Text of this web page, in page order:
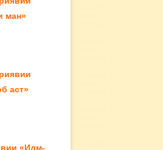
ман»
аст»
«Илм-